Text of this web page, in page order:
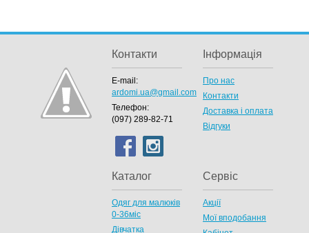
Контакти
E-mail:
ardomi.ua@gmail.com
Телефон:
(097) 289-82-71
Інформація
Про нас
Контакти
Доставка і оплата
Відгуки
Каталог
Одяг для малюків
0-36міс
Дівчатка
Сервіс
Акції
Мої вподобання